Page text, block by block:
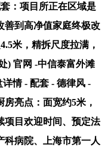
：项目所正在区域是
善到高净值家庭终极改
米，精拆尺度拉满，
) 官网 -中信泰富外滩
情 - 配套 - 德律风 -
亮点：面宽约5米，
目欢迎时间、预定法
科病院、上海市第一人